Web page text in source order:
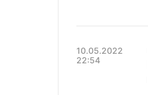
10.05.2022
22:54